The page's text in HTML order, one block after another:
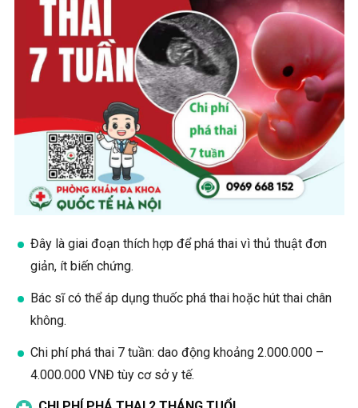
Đây là giai đoạn thích hợp để phá thai vì thủ thuật đơn
giản, ít biến chứng.
Bác sĩ có thể áp dụng thuốc phá thai hoặc hút thai chân
không.
Chi phí phá thai 7 tuần: dao động khoảng 2.000.000 –
4.000.000 VNĐ tùy cơ sở y tế.